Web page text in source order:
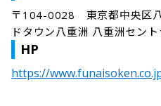
〒104-0028　東京都中央区
ドタウン八重洲 八重洲セン
HP
https://